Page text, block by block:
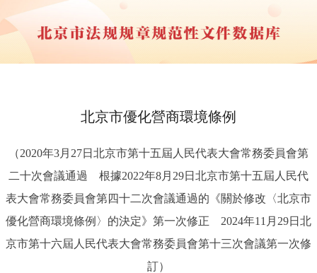
北京市優化營商環境條例
（2020年3月27日北京市第十五屆人民代表大會常務委員會第
二十次會議通過 根據2022年8月29日北京市第十五屆人民代
表大會常務委員會第四十二次會議通過的《關於修改〈北京市
優化營商環境條例〉的決定》第一次修正 2024年11月29日北
京市第十六屆人民代表大會常務委員會第十三次會議第一次修
訂）